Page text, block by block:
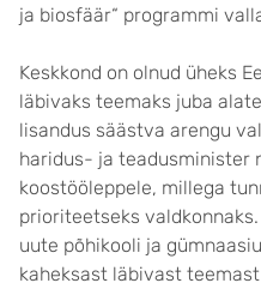
ja biosfäär“ programmi
Keskkond on olnud üheks
läbivaks teemaks juba
lisandus säästva arengu
haridus- ja teadusminister
koostööleppele, millega
prioriteetseks
uute põhikooli ja
kaheksast läbivast